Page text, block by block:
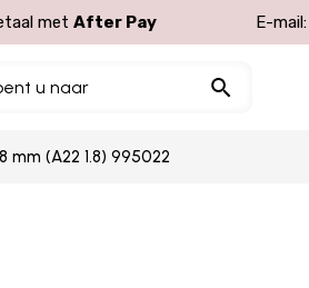
metAfter Pay E-
mm (A22 1.8) 995022